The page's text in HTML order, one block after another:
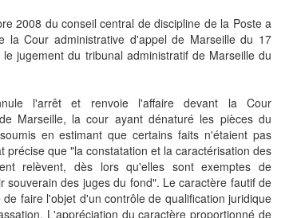
2008 du conseil central de discipline de la Poste a
la Cour administrative d'appel de Marseille du 17
jugement du tribunal administratif de Marseille du
l'arrêt et renvoie l'affaire devant la Cour
Marseille, la cour ayant dénaturé les pièces du
en estimant que certains faits n'étaient pas
précise que "la constatation et la caractérisation des
relèvent, dès lors qu'elles sont exemptes de
souverain des juges du fond". Le caractère fautif de
faire l'objet d'un contrôle de qualification juridique
L'appréciation du caractère proportionné de